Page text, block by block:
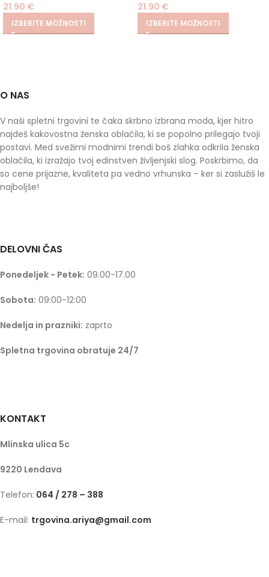
21.90 €
IZBERITE MOŽNOSTI
21.90 €
IZBERITE MOŽNOSTI
O NAS
V naši spletni trgovini te čaka skrbno izbrana moda, kjer hitro
najdeš kakovostna ženska oblačila, ki se popolno prilegajo tvoji
postavi. Med svežimi modnimi trendi boš zlahka odkrila ženska
oblačila, ki izražajo tvoj edinstven življenjski slog. Poskrbimo, da
so cene prijazne, kvaliteta pa vedno vrhunska – ker si zaslužiš le
najboljše!
DELOVNI ČAS
Ponedeljek - Petek: 09.00-17.00
Sobota: 09:00-12:00
Nedelja in prazniki: zaprto
Spletna trgovina obratuje 24/7
KONTAKT
Mlinska ulica 5c
9220 Lendava
Telefon: 064 / 278 – 388
E-mail: trgovina.ariya@gmail.com